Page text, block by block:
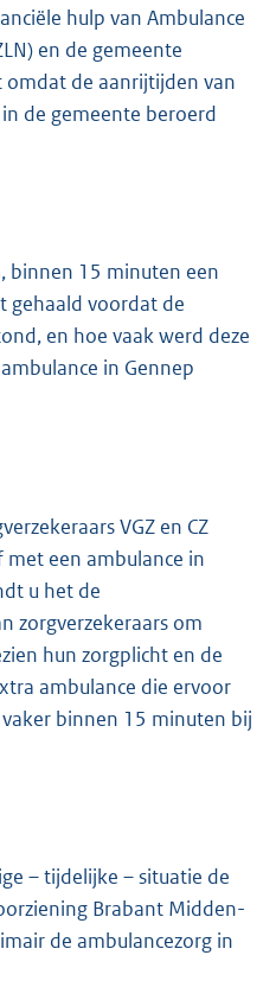
hulp van Ambulance
en de gemeente
omdat de aanrijtijden van
de gemeente beroerd
binnen 15 minuten een
gehaald voordat de
en hoe vaak werd deze
in Gennep
VGZ en CZ
een ambulance in
u het de
zorgverzekeraars om
hun zorgplicht en de
ambulance die ervoor
binnen 15 minuten bij
– tijdelijke – situatie de
Brabant Midden-
de ambulancezorg in